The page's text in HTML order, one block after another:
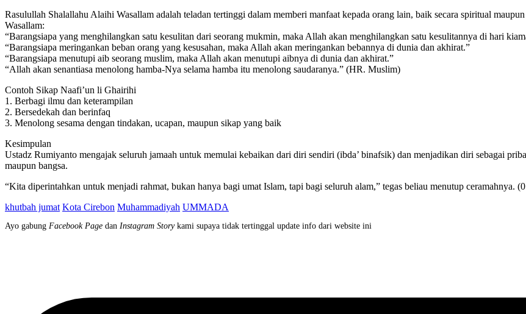
Rasulullah Shalallahu Alaihi Wasallam adalah teladan tertinggi dalam memberi manfaat kepada orang lain, baik secara spiritual
Wasallam:
“Barangsiapa yang menghilangkan satu kesulitan dari seorang mukmin, maka Allah akan menghilangkan satu kesulitannya di hari
“Barangsiapa meringankan beban orang yang kesusahan, maka Allah akan meringankan bebannya di dunia dan akhirat.”
“Barangsiapa menutupi aib seorang muslim, maka Allah akan menutupi aibnya di dunia dan akhirat.”
“Allah akan senantiasa menolong hamba-Nya selama hamba itu menolong saudaranya.” (HR. Muslim)
Contoh Sikap Naafi’un li Ghairihi
1. Berbagi ilmu dan keterampilan
2. Bersedekah dan berinfaq
3. Menolong sesama dengan tindakan, ucapan, maupun sikap yang baik
Kesimpulan
Ustadz Rumiyanto mengajak seluruh jamaah untuk memulai kebaikan dari diri sendiri (ibda’ binafsik) dan menjadikan diri sebagai
maupun bangsa.
“Kita diperintahkan untuk menjadi rahmat, bukan hanya bagi umat Islam, tapi bagi seluruh alam,” tegas beliau menutup ceramahnya.
khutbah jumat Kota Cirebon Muhammadiyah UMMADA
Ayo gabung Facebook Page dan Instagram Storykami supaya tidak tertinggal update info dari website ini